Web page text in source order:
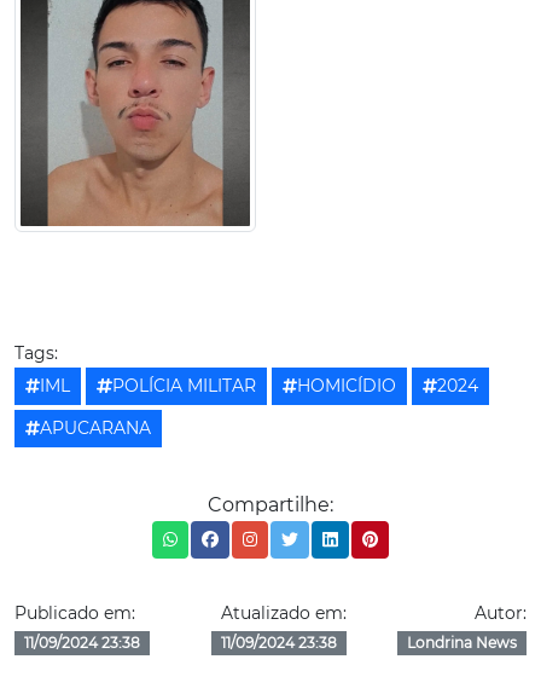
Tags:
IML
POLÍCIA MILITAR HOMICÍDIO
2024
APUCARANA
Compartilhe:
Publicado em:
11/09/2024 23:38
Atualizado em:
11/09/2024 23:38
Autor:
Londrina News